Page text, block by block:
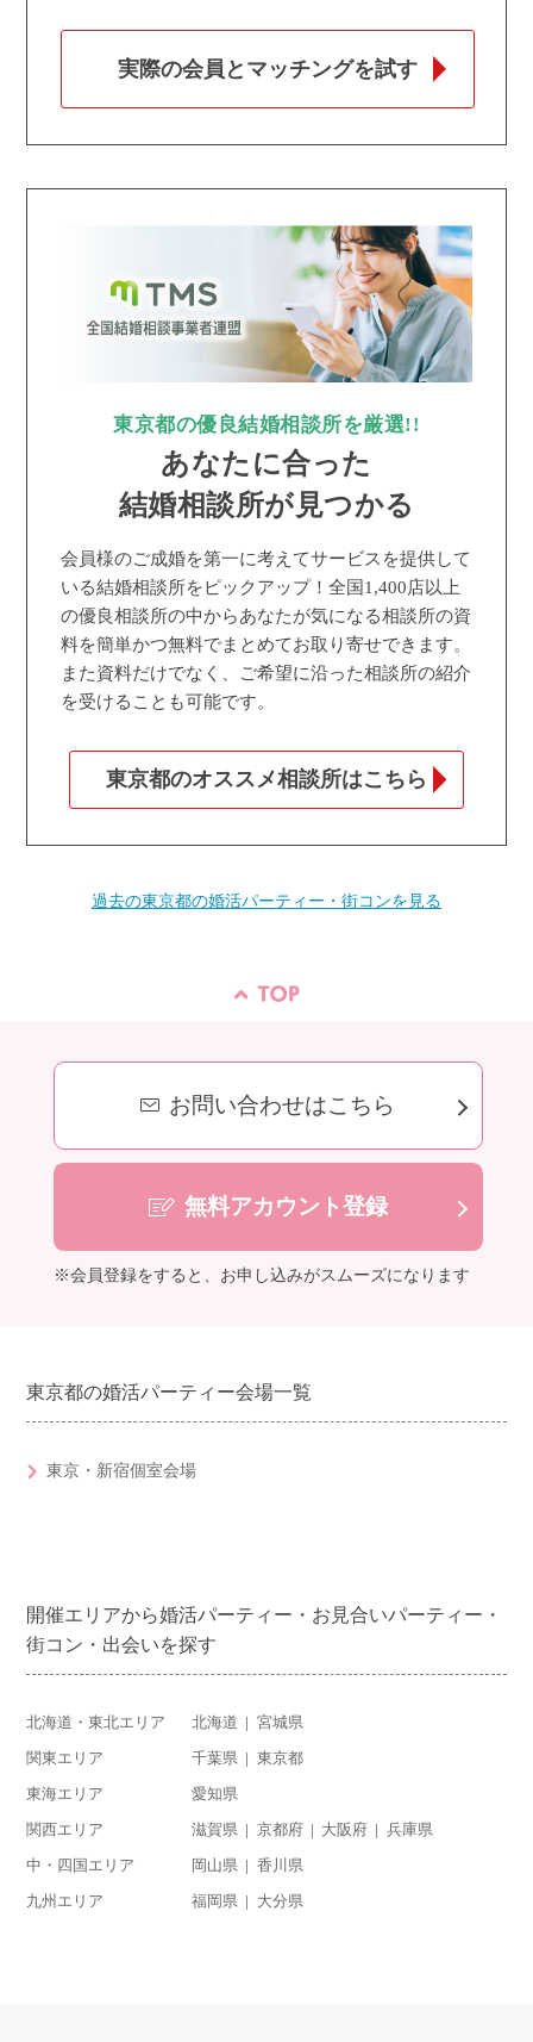
実際の会員とマッチングを試す
東京都の優良結婚相談所を厳選!!
あなたに合った
結婚相談所が見つかる
会員様のご成婚を第一に考えてサービスを提供して
いる結婚相談所をピックアップ！全国1,400店以上
の優良相談所の中からあなたが気になる相談所の資
料を簡単かつ無料でまとめてお取り寄せできます。
また資料だけでなく、ご希望に沿った相談所の紹介
を受けることも可能です。
東京都のオススメ相談所はこちら
過去の東京都の婚活パーティー・街コンを見る
お問い合わせはこちら
無料アカウント登録
※会員登録をすると、お申し込みがスムーズになります
東京都の婚活パーティー会場一覧
東京・新宿個室会場
開催エリアから婚活パーティー・お見合いパーティー・
街コン・出会いを探す
北海道・東北エリア 北海道 宮城県
関東エリア 千葉県 東京都
東海エリア 愛知県
関西エリア 滋賀県 京都府 大阪府 兵庫県
中・四国エリア 岡山県 香川県
九州エリア 福岡県 大分県